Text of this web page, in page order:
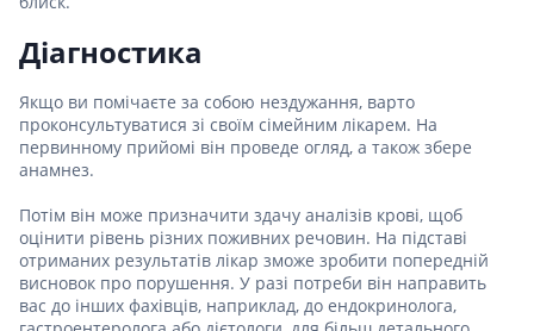
Діагностика
Якщо ви помічаєте за собою нездужання, варто
проконсультуватися зі своїм сімейним лікарем. На
первинному прийомі він проведе огляд, а також збере
анамнез.
Потім він може призначити здачу аналізів крові, щоб
оцінити рівень різних поживних речовин. На підставі
отриманих результатів лікар зможе зробити попередній
висновок про порушення. У разі потреби він направить
вас до інших фахівців, наприклад, до ендокринолога,